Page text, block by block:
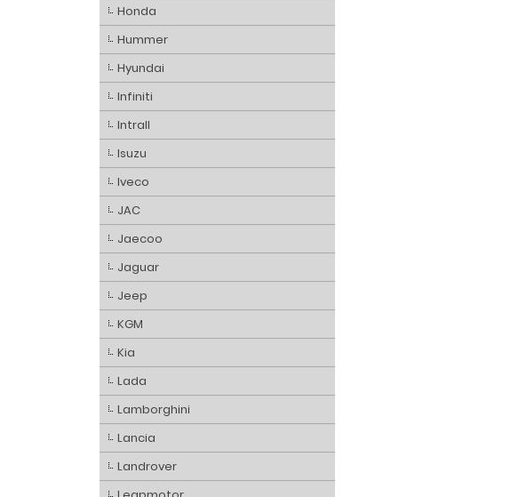
Honda
Hummer
Hyundai
Infiniti
Intrall
Isuzu
Iveco
JAC
Jaecoo
Jaguar
Jeep
KGM
Kia
Lada
Lamborghini
Lancia
Landrover